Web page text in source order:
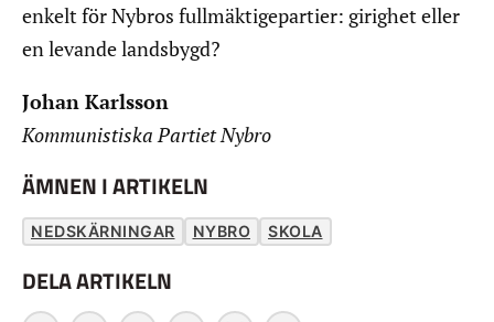
enkelt för Nybros fullmäktigepartier: girighet eller
en levande landsbygd?
Johan Karlsson
Kommunistiska Partiet Nybro
ÄMNEN I ARTIKELN
NEDSKÄRNINGAR NYBRO SKOLA
DELA ARTIKELN